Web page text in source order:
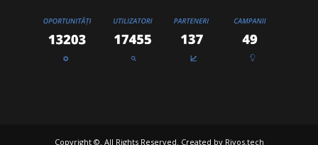
Copyright ©. All Rights Reserved. Created by Rivos.tech